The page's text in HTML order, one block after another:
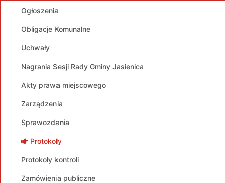
Ogłoszenia
Obligacje Komunalne
Uchwały
Nagrania Sesji Rady Gminy Jasienica
Akty prawa miejscowego
Zarządzenia
Sprawozdania
Protokoły
Protokoły kontroli
Zamówienia publiczne